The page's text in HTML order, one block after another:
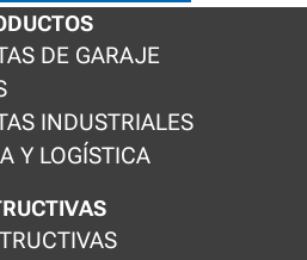
DE GARAJE
INDUSTRIALES
Y LOGÍSTICA